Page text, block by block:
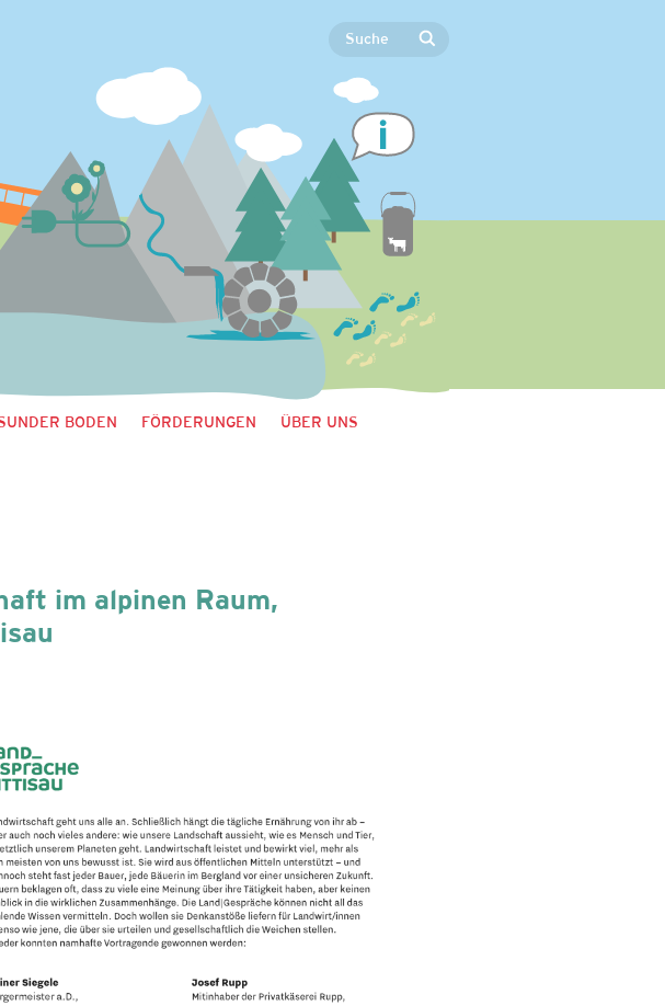
BODEN FÖRDERUNGEN ÜBER UNS
im alpinen Raum,